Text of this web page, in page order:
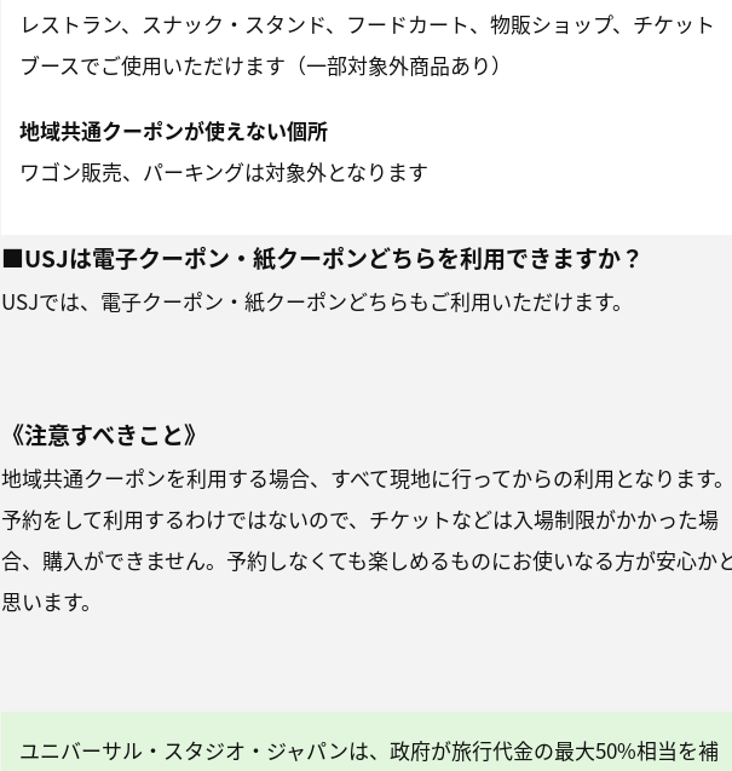
レストラン、スナック・スタンド、フードカート、物販ショップ、チケット
ブースでご使用いただけます（一部対象外商品あり）
地域共通クーポンが使えない個所
ワゴン販売、パーキングは対象外となります
■USJは電子クーポン・紙クーポンどちらを利用できますか？
USJでは、電子クーポン・紙クーポンどちらもご利用いただけます。
《注意すべきこと》
地域共通クーポンを利用する場合、すべて現地に行ってからの利用となります
予約をして利用するわけではないので、チケットなどは入場制限がかかった場
合、購入ができません。予約しなくても楽しめるものにお使いなる方が安心か
思います。
ユニバーサル・スタジオ・ジャパンは、政府が旅行代金の最大50%相当を補